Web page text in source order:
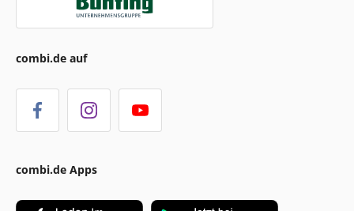
combi.de auf
combi.de Apps